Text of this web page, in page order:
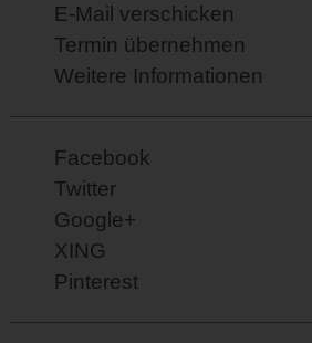
E-Mail verschicken
Termin übernehmen
Weitere Informationen
Facebook
Twitter
Google+
XING
Pinterest